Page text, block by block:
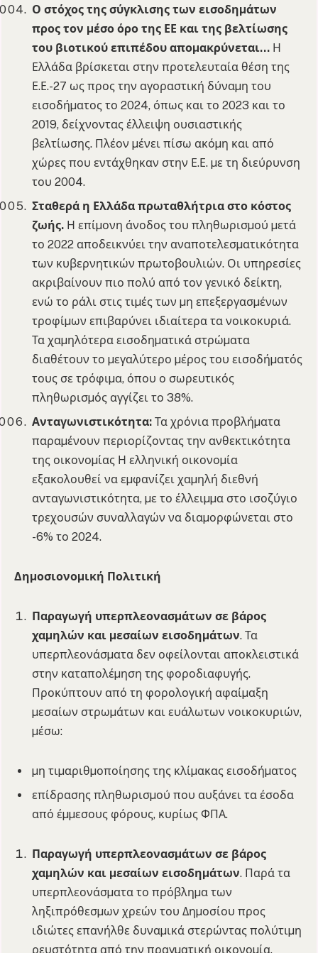
Ο στόχος της σύγκλισης των εισοδηµάτων
προς τον µέσο όρο της ΕΕ και της βελτίωσης
του βιοτικού επιπέδου αποµακρύνεται… Η
Ελλάδα βρίσκεται στην προτελευταία θέση της
Ε.Ε.-27 ως προς την αγοραστική δύναµη του
εισοδήµατος το 2024, όπως και το 2023 και το
2019, δείχνοντας έλλειψη ουσιαστικής
βελτίωσης. Πλέον µένει πίσω ακόµη και από
χώρες που εντάχθηκαν στην Ε.Ε. µε τη διεύρυνση
του 2004.
Σταθερά η Ελλάδα πρωταθλήτρια στο κόστος
ζωής. Η επίµονη άνοδος του πληθωρισµού µετά
το 2022 αποδεικνύει την αναποτελεσµατικότητα
των κυβερνητικών πρωτοβουλιών. Οι υπηρεσίες
ακριβαίνουν πιο πολύ από τον γενικό δείκτη,
ενώ το ράλι στις τιµές των µη επεξεργασµένων
τροφίµων επιβαρύνει ιδιαίτερα τα νοικοκυριά.
Τα χαµηλότερα εισοδηµατικά στρώµατα
διαθέτουν το µεγαλύτερο µέρος του εισοδήµατός
τους σε τρόφιµα, όπου ο σωρευτικός
πληθωρισµός αγγίζει το 38%.
Ανταγωνιστικότητα: Τα χρόνια προβλήµατα
παραµένουν περιορίζοντας την ανθεκτικότητα
της οικονοµίας Η ελληνική οικονοµία
εξακολουθεί να εµφανίζει χαµηλή διεθνή
ανταγωνιστικότητα, µε το έλλειµµα στο ισοζύγιο
τρεχουσών συναλλαγών να διαµορφώνεται στο
-6% το 2024.
Δηµοσιονοµική Πολιτική
Παραγωγή υπερπλεονασµάτων σε βάρος
χαµηλών και µεσαίων εισοδηµάτων. Τα
υπερπλεονάσµατα δεν οφείλονται αποκλειστικά
στην καταπολέµηση της φοροδιαφυγής.
Προκύπτουν από τη φορολογική αφαίµαξη
µεσαίων στρωµάτων και ευάλωτων νοικοκυριών,
µέσω:
µη τιµαριθµοποίησης της κλίµακας εισοδήµατος
επίδρασης πληθωρισµού που αυξάνει τα έσοδα
από έµµεσους φόρους, κυρίως ΦΠΑ.
Παραγωγή υπερπλεονασµάτων σε βάρος
χαµηλών και µεσαίων εισοδηµάτων. Παρά τα
υπερπλεονάσµατα το πρόβληµα των
ληξιπρόθεσµων χρεών του Δηµοσίου προς
ιδιώτες επανήλθε δυναµικά στερώντας πολύτιµη
ρευστότητα από την πραγµατική οικονοµία.